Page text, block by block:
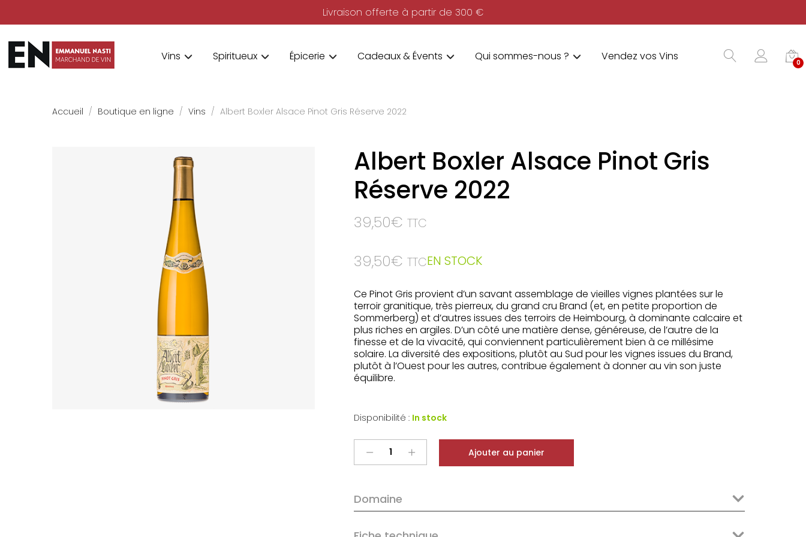
Livraison offerte à partir de 300 €
Vins Spiritueux Épicerie Cadeaux & Évents Qui sommes-nous ? Vendez vos Vins 0
Accueil Boutique en ligne Vins Albert Boxler Alsace Pinot Gris Réserve 2022
Albert Boxler Alsace Pinot Gris
Réserve 2022
39,50€ TTC
39,50€ TTCEN STOCK
Ce Pinot Gris provient d’un savant assemblage de vieilles vignes plantées sur le
terroir granitique, très pierreux, du grand cru Brand (et, en petite proportion de
Sommerberg) et d’autres issues des terroirs de Heimbourg, à dominante calcaire et
plus riches en argiles. D’un côté une matière dense, généreuse, de l’autre de la
finesse et de la vivacité, qui conviennent particulièrement bien à ce millésime
solaire. La diversité des expositions, plutôt au Sud pour les vignes issues du Brand,
plutôt à l’Ouest pour les autres, contribue également à donner au vin son juste
équilibre.
Disponibilité : In stock
Albert
Gris
Réserve
Ajouter au panier
Domaine